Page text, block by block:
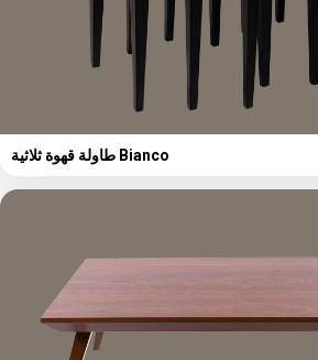
طاولة قهوة ثلاثية Bianco